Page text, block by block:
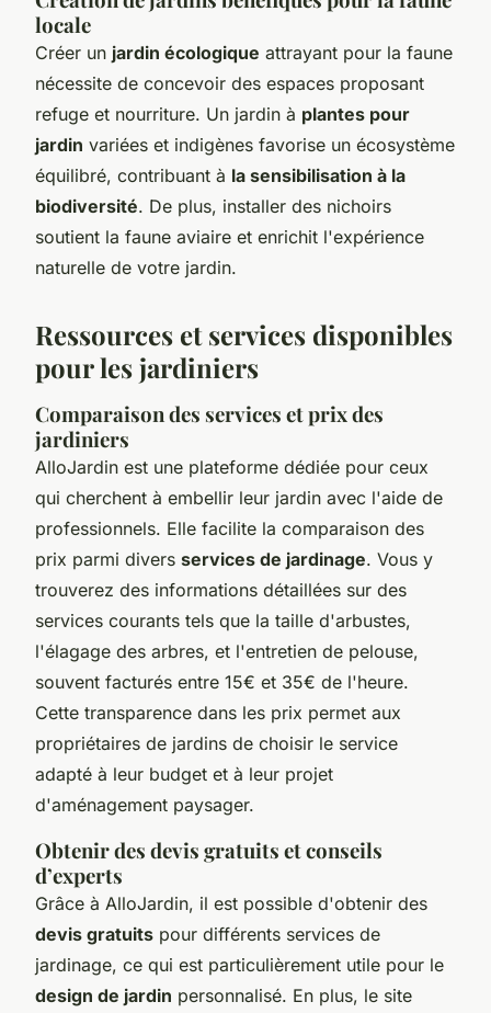
locale
Créer un jardin écologique attrayant pour la faune
nécessite de concevoir des espaces proposant
refuge et nourriture. Un jardin à plantes pour
jardin variées et indigènes favorise un écosystème
équilibré, contribuant à la sensibilisation à la
biodiversité. De plus, installer des nichoirs
soutient la faune aviaire et enrichit l'expérience
naturelle de votre jardin.
Ressources et services disponibles
pour les jardiniers
Comparaison des services et prix des
jardiniers
AlloJardin est une plateforme dédiée pour ceux
qui cherchent à embellir leur jardin avec l'aide de
professionnels. Elle facilite la comparaison des
prix parmi divers services de jardinage. Vous y
trouverez des informations détaillées sur des
services courants tels que la taille d'arbustes,
l'élagage des arbres, et l'entretien de pelouse,
souvent facturés entre 15€ et 35€ de l'heure.
Cette transparence dans les prix permet aux
propriétaires de jardins de choisir le service
adapté à leur budget et à leur projet
d'aménagement paysager.
Obtenir des devis gratuits et conseils
d’experts
Grâce à AlloJardin, il est possible d'obtenir des
devis gratuits pour différents services de
jardinage, ce qui est particulièrement utile pour le
design de jardin personnalisé. En plus, le site